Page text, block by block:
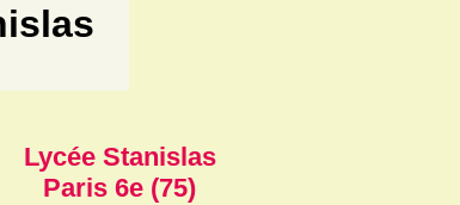
Lycée Stanislas
Paris 6e (75)